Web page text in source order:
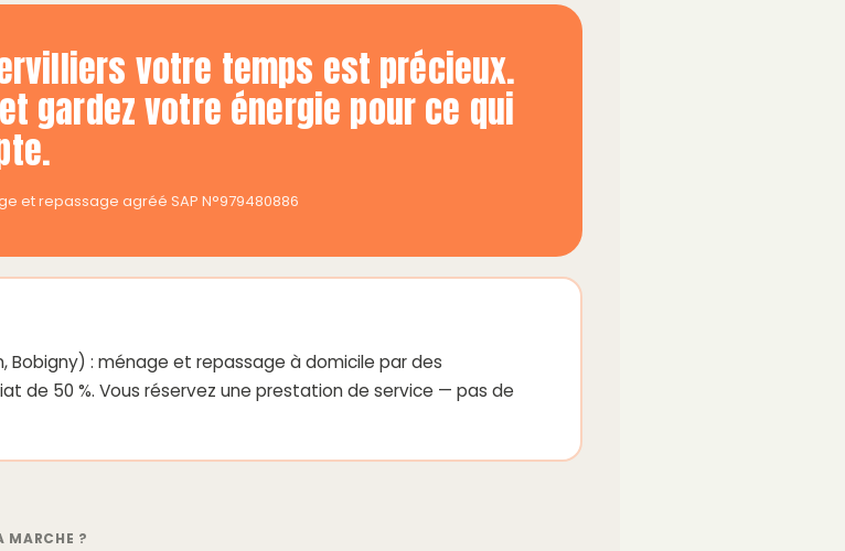
votre temps est précieux.
gardez votre énergie pour ce qui
et repassage agréé SAP N°979480886
Bobigny) : ménage et repassage à domicile par des
de 50 %. Vous réservez une prestation de service — pas de
MARCHE ?